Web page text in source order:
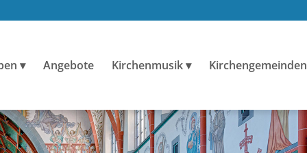
Angebote Kirchenmusik Kirchengemeinden